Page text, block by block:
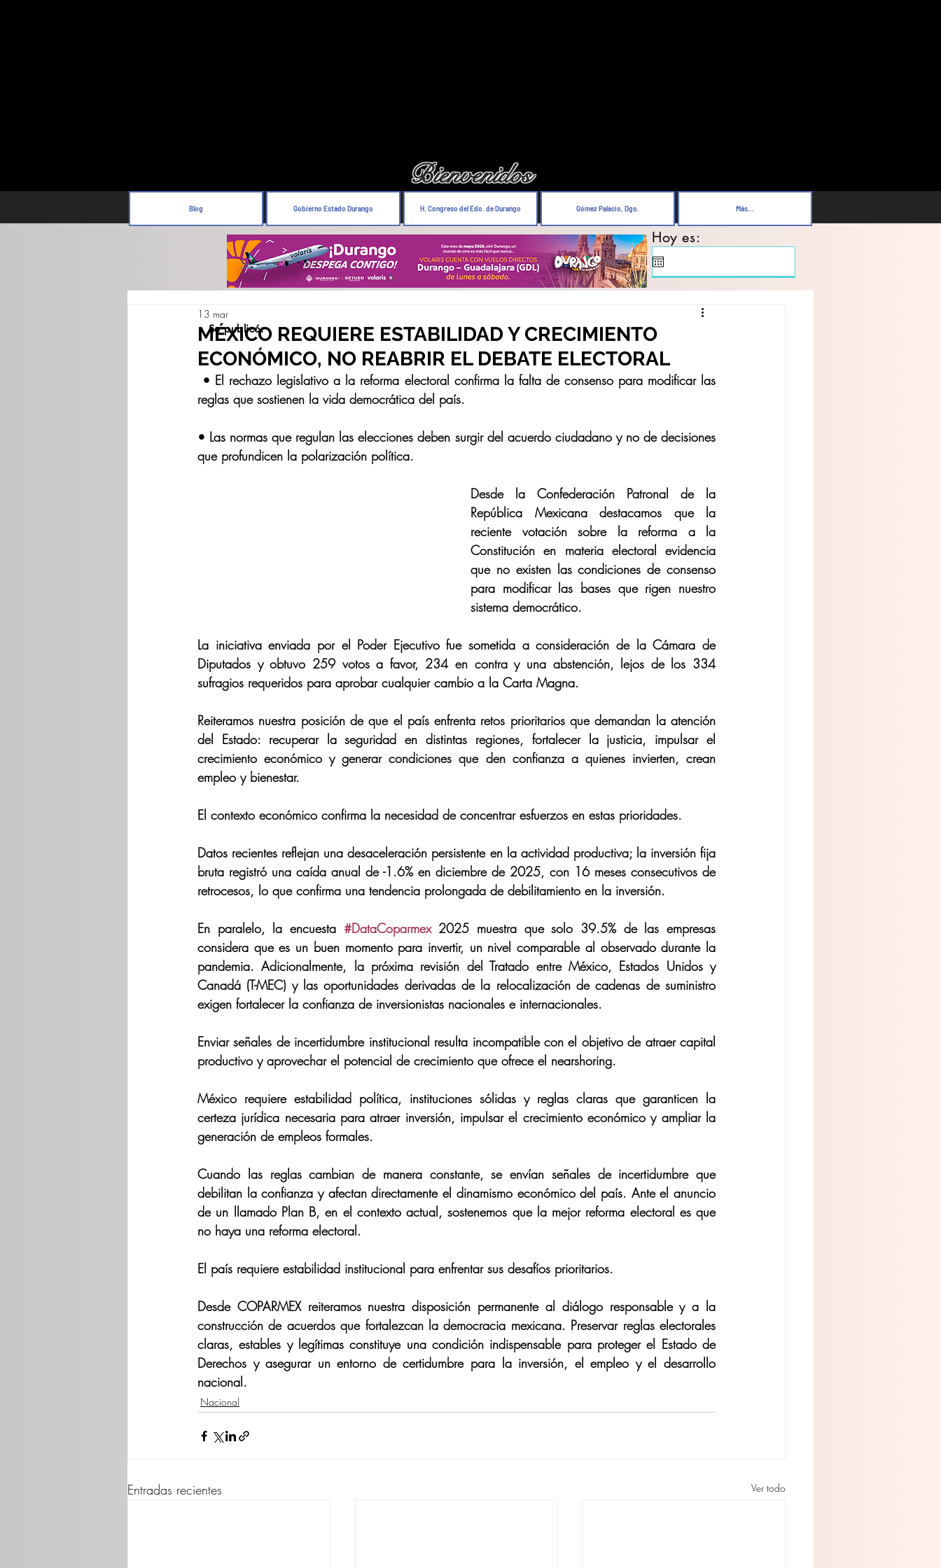
Bienvenidos
Blog Gobierno Estado Durango H. Congreso del Edo. de Durango Gómez Palacio, Dgo. Más...
Hoy es:
MÉXICO REQUIERE ESTABILIDAD Y CRECIMIENTO
ECONÓMICO, NO REABRIR EL DEBATE ELECTORAL
13 mar
reglas que sostienen la vida democrática del país.
• Las normas que regulan las elecciones deben surgir del acuerdo ciudadano y no de decisiones
que profundicen la polarización política.
Desde la Confederación Patronal de la
República Mexicana destacamos que la
reciente votación sobre la reforma a la
Constitución en materia electoral evidencia
que no existen las condiciones de consenso
para modificar las bases que rigen nuestro
sistema democrático.
La iniciativa enviada por el Poder Ejecutivo fue sometida a consideración de la Cámara de
Diputados y obtuvo 259 votos a favor, 234 en contra y una abstención, lejos de los 334
sufragios requeridos para aprobar cualquier cambio a la Carta Magna.
Reiteramos nuestra posición de que el país enfrenta retos prioritarios que demandan la atención
del Estado: recuperar la seguridad en distintas regiones, fortalecer la justicia, impulsar el
crecimiento económico y generar condiciones que den confianza a quienes invierten, crean
empleo y bienestar.
El contexto económico confirma la necesidad de concentrar esfuerzos en estas prioridades.
Datos recientes reflejan una desaceleración persistente en la actividad productiva; la inversión fija
bruta registró una caída anual de -1.6% en diciembre de 2025, con 16 meses consecutivos de
retrocesos, lo que confirma una tendencia prolongada de debilitamiento en la inversión.
En paralelo, la encuesta #DataCoparmex 2025 muestra que solo 39.5% de las empresas
considera que es un buen momento para invertir, un nivel comparable al observado durante la
pandemia. Adicionalmente, la próxima revisión del Tratado entre México, Estados Unidos y
Canadá (T-MEC) y las oportunidades derivadas de la relocalización de cadenas de suministro
exigen fortalecer la confianza de inversionistas nacionales e internacionales.
Enviar señales de incertidumbre institucional resulta incompatible con el objetivo de atraer capital
productivo y aprovechar el potencial de crecimiento que ofrece el nearshoring.
México requiere estabilidad política, instituciones sólidas y reglas claras que garanticen la
certeza jurídica necesaria para atraer inversión, impulsar el crecimiento económico y ampliar la
generación de empleos formales.
Cuando las reglas cambian de manera constante, se envían señales de incertidumbre que
debilitan la confianza y afectan directamente el dinamismo económico del país. Ante el anuncio
de un llamado Plan B, en el contexto actual, sostenemos que la mejor reforma electoral es que
no haya una reforma electoral.
El país requiere estabilidad institucional para enfrentar sus desafíos prioritarios.
Desde COPARMEX reiteramos nuestra disposición permanente al diálogo responsable y a la
construcción de acuerdos que fortalezcan la democracia mexicana. Preservar reglas electorales
claras, estables y legítimas constituye una condición indispensable para proteger el Estado de
Derechos y asegurar un entorno de certidumbre para la inversión, el empleo y el desarrollo
nacional.
Nacional
Entradas recientes Ver todo
Se publicó: